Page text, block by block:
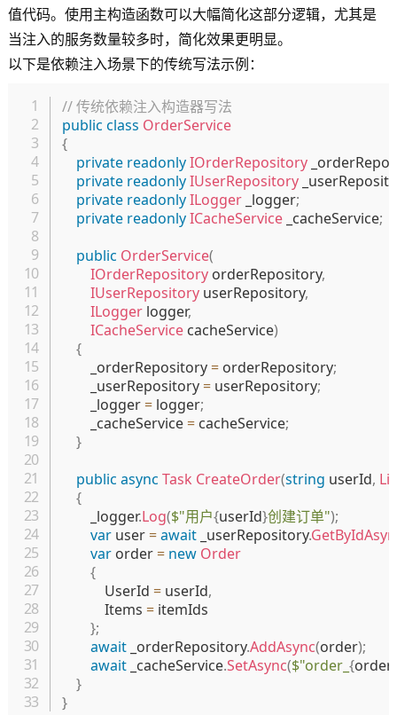
值代码。使用主构造函数可以大幅简化这部分逻辑，尤其是
当注入的服务数量较多时，简化效果更明显。
以下是依赖注入场景下的传统写法示例：
// 传统依赖注入构造器写法
public class OrderService
{
private readonlyIOrderRepository
private readonlyIUserRepository
private readonlyILogger _logger;
private readonlyICacheService _cacheService;
public OrderService(
IOrderRepository orderRepository,
IUserRepository userRepository,
ILogger logger,
ICacheService cacheService)
{
        _orderRepository
= orderRepository;
        _userRepository
= userRepository;
        _logger
= logger;
        _cacheService
= cacheService;
}
public async Task CreateOrder(string userId,
{
        _logger
.Log($"用户{userId}创建订单");
var user =await _userRepository.
var order = new Order
{
            UserId
= userId,
            Items
= itemIds
};
await _orderRepository.AddAsync(order);
await _cacheService.SetAsync($"order_ {order
}
}